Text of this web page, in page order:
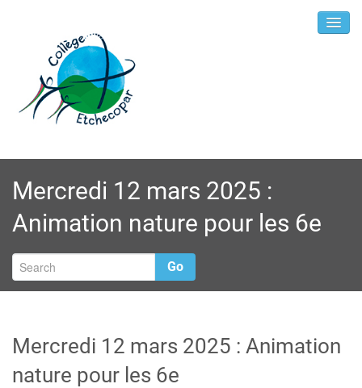
Mercredi 12 mars 2025 :
Animation nature pour les 6e
Go
Mercredi 12 mars 2025 : Animation
nature pour les 6e